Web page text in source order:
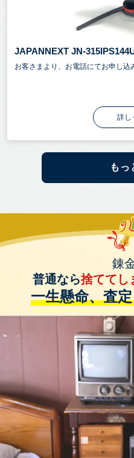
JAPANNEXT JN-
お客さまより、お電話にてお申し込
詳し
もっ
錬
普通なら捨ててし
一生懸命、査